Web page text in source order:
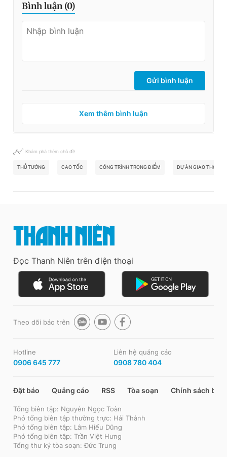
Bình luận (0)
Gửi bình luận
Xem thêm bình luận
Khám phá thêm chủ đề
THỦ TƯỚNG CAO TỐC CÔNG TRÌNH TRỌNG ĐIỂM DỰ ÁN GIAO THÔNG
Đọc Thanh Niên trên điện thoại
Theo dõi báo trên
Hotline
0906 645 777
Liên hệ quảng cáo
0908 780 404
Đặt báo Quảng cáo RSS Tòa soạn Chính sách bảo
Tổng biên tập: Nguyễn Ngọc Toàn
Phó tổng biên tập thường trực: Hải Thành
Phó tổng biên tập: Lâm Hiếu Dũng
Phó tổng biên tập: Trần Việt Hưng
Tổng thư ký tòa soạn: Đức Trung